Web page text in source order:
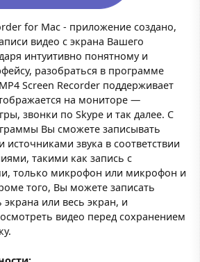
for Mac - приложение создано,
видео с экрана Вашего
интуитивно понятному и
разобраться в программе
Screen Recorder поддерживает
на мониторе —
звонки по Skype и так далее. С
Вы сможете записывать
звука в соответствии
такими как запись с
только микрофон или микрофон и
того, Вы можете записать
или весь экран, и
видео перед сохранением